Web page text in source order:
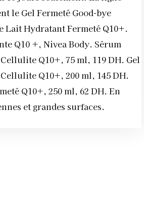
le Gel Fermeté Good-bye
Lait Hydratant Fermeté Q10+.
Q10 +, Nivea Body. Sérum
Q10+, 75 ml, 119 DH. Gel
Q10+, 200 ml, 145 DH.
Q10+, 250 ml, 62 DH. En
et grandes surfaces.